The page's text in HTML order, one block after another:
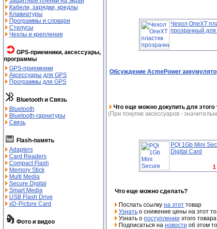
Кабели, зарядки, кредлы
Клавиатуры
Программы и словари
Стилусы
Чехлы и крепления
GPS-приемники, аксессуары,
программы
GPS-приемники
Аксессуары для GPS
Программы для GPS
Bluetooth и Связь
Bluetooth
Bluetooth-гарнитуры
Связь
Flash-память
Adapters
Card Readers
Compact Flash
Memory Stick
Multi Media
Secure Digital
Smart Media
USB Flash Drive
xD-Picture Card
Фото и видео
Чехол OneXT
прозрачный для
Обсуждение AcmePower
Что еще можно докупить для этого
(При покупке аксессуаров -
PQI 1Gb Mini
Digital Card
1
Что еще можно сделать?
Послать ссылку на этот товар
Узнать о снижение цены на этот
Узнать о поступлении этого
Подписаться на новости об этом